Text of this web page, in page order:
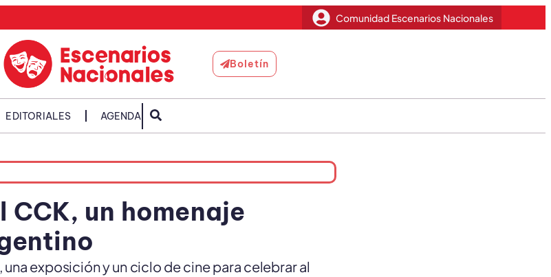
Comunidad Escenarios Nacionales
Boletín
EDITORIALES AGENDA
CCK, un homenaje
exposición y un ciclo de cine para celebrar al